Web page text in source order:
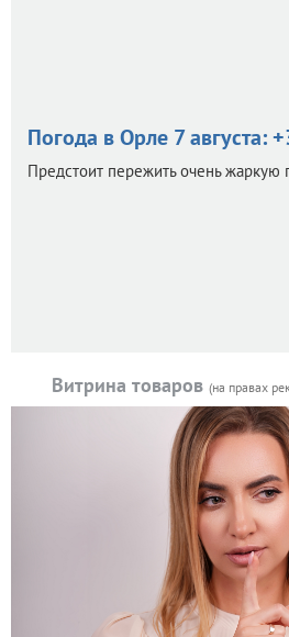
Погода в Орле 7 августа:
Предстоит пережить очень жаркую
Витрина товаров (на правах